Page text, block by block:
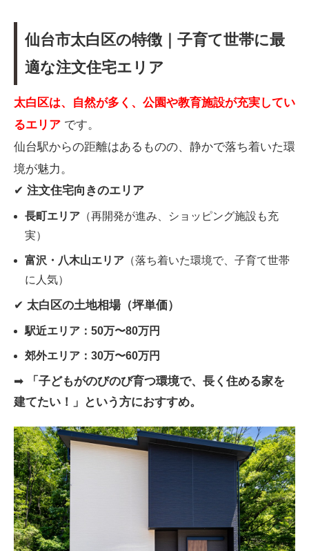
仙台市太白区の特徴｜子育て世帯に最
適な注文住宅エリア
太白区は、自然が多く、公園や教育施設が充実してい
るエリア です。
仙台駅からの距離はあるものの、静かで落ち着いた環
境が魅力。
✔ 注文住宅向きのエリア
長町エリア （再開発が進み、ショッピング施設も充
実）
富沢・八木山エリア （落ち着いた環境で、子育て世帯
に人気）
✔ 太白区の土地相場（坪単価）
駅近エリア：50万〜80万円
郊外エリア：30万〜60万円
➡
「子どもがのびのび育つ環境で、長く住める家を
建てたい！」という方におすすめ。